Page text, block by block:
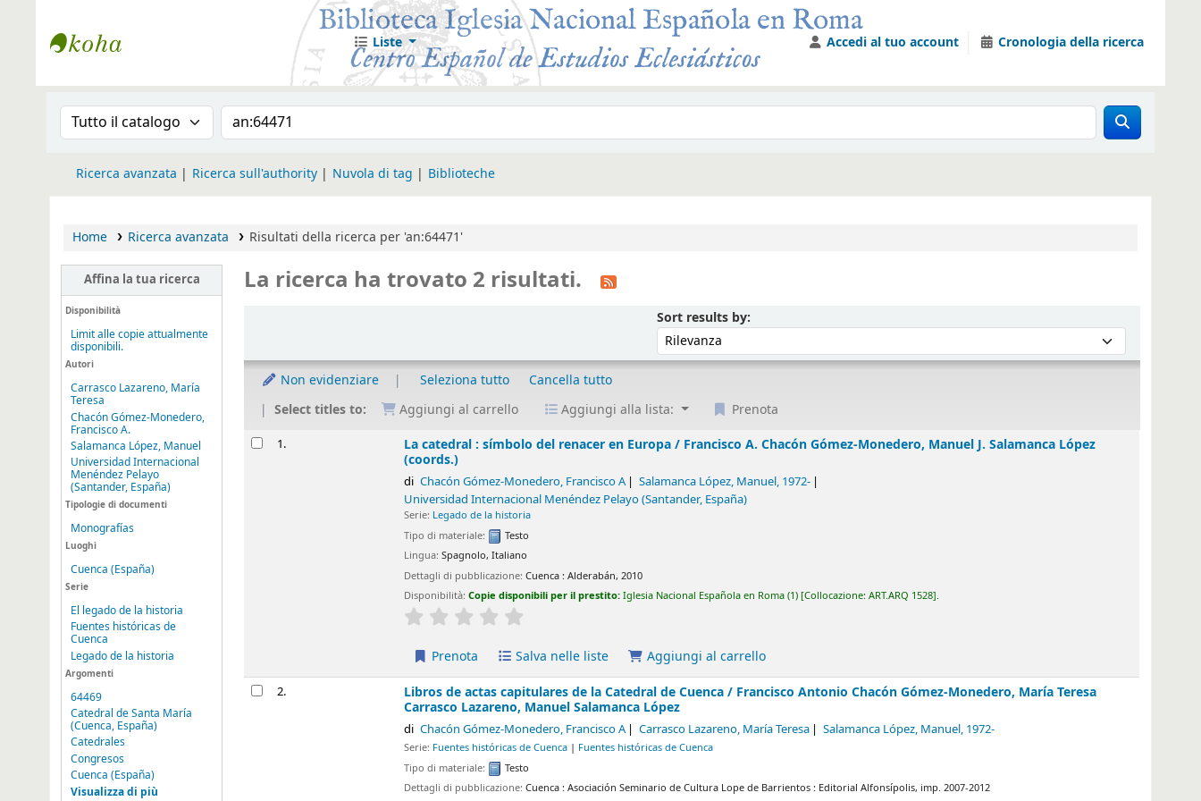
Biblioteca Iglesia Nacional Española en Roma
Liste Accedi al tuo account Cronologia della ricerca
Cronologia della ricercaSearch the catalog
Ricerca avanzata Ricerca sull'authority Nuvola di tag Biblioteche
Home Ricerca avanzata Risultati della ricerca per 'an:64471'
Affina la tua ricerca
Disponibilità
Limit alle copie attualmente
disponibili.
Autori
Carrasco Lazareno, María
Teresa
Chacón Gómez-Monedero,
Francisco A.
Salamanca López, Manuel
Universidad Internacional
Menéndez Pelayo
(Santander, España)
Tipologie di documenti
Monografías
Luoghi
Cuenca (España)
Serie
El legado de la historia
Fuentes históricas de
Cuenca
Legado de la historia
Argomenti
64469
Catedral de Santa María
(Cuenca, España)
Catedrales
Congresos
Cuenca (España)
Visualizza di più
La ricerca ha trovato 2 risultati.
Sort results by:Ordina per :
Non evidenziare Seleziona tutto
Cancella tutto
Select titles to:
Aggiungi al carrello Aggiungi alla lista:
Prenota
Risultati1. La catedral : símbolo del renacer en Europa / Francisco A. Chacón Gómez-Monedero, Manuel J. Salamanca López
(coords.)
di Chacón Gómez-Monedero, Francisco A Salamanca López, Manuel, 1972-
Universidad Internacional Menéndez Pelayo (Santander, España)
Serie: Legado de la historia
Tipo di materiale:
Testo
Lingua:Spagnolo,Italiano
Dettagli di pubblicazione:Cuenca : Alderabán, 2010
Disponibilità:Copie disponibili per il prestito:Iglesia Nacional Española en Roma (1) Collocazione:ART.ARQ 1528 .
star rating
Prenota Salva nelle liste Aggiungi al carrello
2. Libros de actas capitulares de la Catedral de Cuenca / Francisco Antonio Chacón Gómez-Monedero, María Teresa
Carrasco Lazareno, Manuel Salamanca López
di Chacón Gómez-Monedero, Francisco A Carrasco Lazareno, María Teresa Salamanca López, Manuel, 1972-
Serie: Fuentes históricas de Cuenca | Fuentes históricas de Cuenca
Tipo di materiale:
Testo
Dettagli di pubblicazione:Cuenca : Asociación Seminario de Cultura Lope de Barrientos : Editorial Alfonsípolis, imp. 2007-2012